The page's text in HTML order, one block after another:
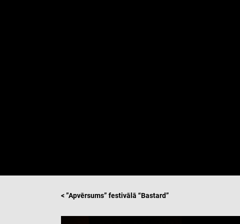
< ”Apvērsums” festivālā “Bastard”